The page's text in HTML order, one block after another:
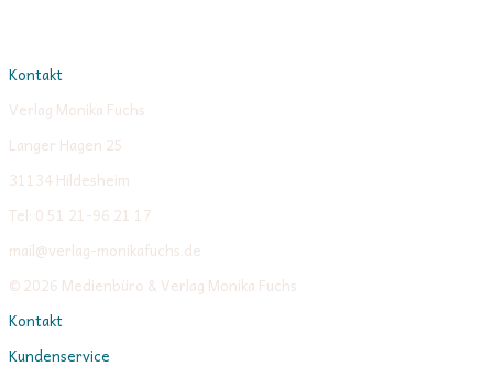
Kontakt
Verlag Monika Fuchs
Langer Hagen 25
31134 Hildesheim
Tel: 0 51 21-96 21 17
mail@verlag-monikafuchs.de
© 2026 Medienbüro & Verlag Monika Fuchs
Kontakt
Kundenservice